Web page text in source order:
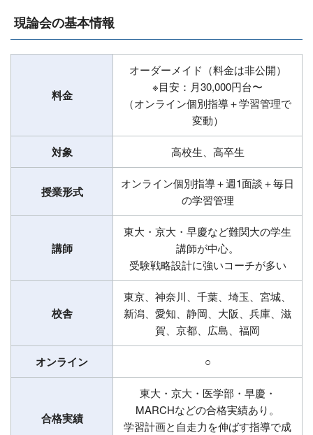
現論会の基本情報
料金
オーダーメイド（料金は非公開）
※目安：月30,000円台〜
（オンライン個別指導＋学習管理で
変動）
対象 高校生、高卒生
授業形式
オンライン個別指導＋週1面談＋毎日
の学習管理
講師
東大・京大・早慶など難関大の学生
講師が中心。
受験戦略設計に強いコーチが多い
校舎
東京、神奈川、千葉、埼玉、宮城、
新潟、愛知、静岡、大阪、兵庫、滋
賀、京都、広島、福岡
オンライン ○
合格実績
東大・京大・医学部・早慶・
MARCHなどの合格実績あり。
学習計画と自走力を伸ばす指導で成